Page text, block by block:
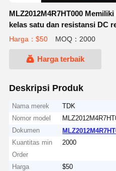
MLZ2012M4R7HT000
kelas satu dan resistansi DC
Harga：$50 MOQ：2000
Harga terbaik
Deskripsi Produk
Nama merek
TDK
Nomor model
Dokumen
Kuantitas min
Order
2000
Harga
$50